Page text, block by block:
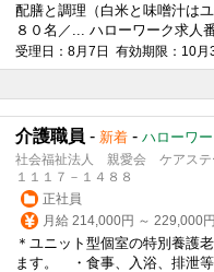
配膳と調理（白米と味噌汁は
８０名／... ハローワーク求人
受理日：8月7日 有効期限：10月
介護職員 - 新着 - ハローワ
社会福祉法人 親愛会 ケアステ
１１１７－１４８８
正社員
月給 214,000円 ～ 229,000円
＊ユニット型個室の特別養護
ます。 ・食事、入浴、排泄